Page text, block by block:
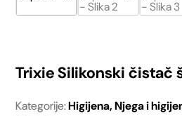
Trixie Silikonski čistač
Kategorije:Higijena,Njega i